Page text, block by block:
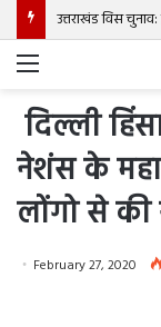
उत्तराखंड विस
Menu
दिल्ली
नेशंस के
लोंगो से
February 27, 2020